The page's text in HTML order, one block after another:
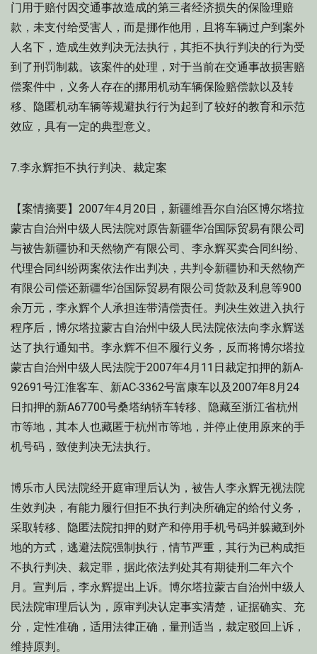
门用于赔付因交通事故造成的第三者经济损失的保险理赔
款，未支付给受害人，而是挪作他用，且将车辆过户到案外
人名下，造成生效判决无法执行，其拒不执行判决的行为受
到了刑罚制裁。该案件的处理，对于当前在交通事故损害赔
偿案件中，义务人存在的挪用机动车辆保险赔偿款以及转
移、隐匿机动车辆等规避执行行为起到了较好的教育和示范
效应，具有一定的典型意义。
7.李永辉拒不执行判决、裁定案
【案情摘要】2007年4月20日，新疆维吾尔自治区博尔塔拉
蒙古自治州中级人民法院对原告新疆华冶国际贸易有限公司
与被告新疆协和天然物产有限公司、李永辉买卖合同纠纷、
代理合同纠纷两案依法作出判决，共判令新疆协和天然物产
有限公司偿还新疆华冶国际贸易有限公司货款及利息等900
余万元，李永辉个人承担连带清偿责任。判决生效进入执行
程序后，博尔塔拉蒙古自治州中级人民法院依法向李永辉送
达了执行通知书。李永辉不但不履行义务，反而将博尔塔拉
蒙古自治州中级人民法院于2007年4月11日裁定扣押的新A-
92691号江淮客车、新AC-3362号富康车以及2007年8月24
日扣押的新A67700号桑塔纳轿车转移、隐藏至浙江省杭州
市等地，其本人也藏匿于杭州市等地，并停止使用原来的手
机号码，致使判决无法执行。
博乐市人民法院经开庭审理后认为，被告人李永辉无视法院
生效判决，有能力履行但拒不执行判决所确定的给付义务，
采取转移、隐匿法院扣押的财产和停用手机号码并躲藏到外
地的方式，逃避法院强制执行，情节严重，其行为已构成拒
不执行判决、裁定罪，据此依法判处其有期徒刑二年六个
月。宣判后，李永辉提出上诉。博尔塔拉蒙古自治州中级人
民法院审理后认为，原审判决认定事实清楚，证据确实、充
分，定性准确，适用法律正确，量刑适当，裁定驳回上诉，
维持原判。